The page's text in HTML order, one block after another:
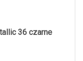
36 czarne